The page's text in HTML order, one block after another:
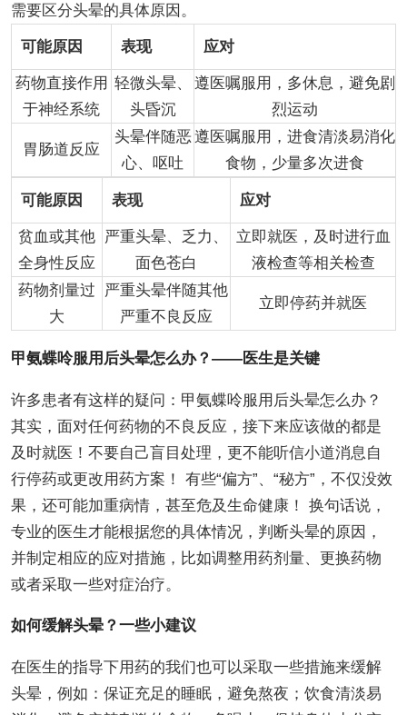
需要区分头晕的具体原因。
可能原因 表现 应对
药物直接作用
于神经系统
轻微头晕、
头昏沉
遵医嘱服用，多休息，避免剧
烈运动
胃肠道反应
头晕伴随恶
心、呕吐
遵医嘱服用，进食清淡易消化
食物，少量多次进食
可能原因 表现 应对
贫血或其他
全身性反应
严重头晕、乏力、
面色苍白
立即就医，及时进行血
液检查等相关检查
药物剂量过
大
严重头晕伴随其他
严重不良反应
立即停药并就医
甲氨蝶呤服用后头晕怎么办？——医生是关键
许多患者有这样的疑问：甲氨蝶呤服用后头晕怎么办？
其实，面对任何药物的不良反应，接下来应该做的都是
及时就医！不要自己盲目处理，更不能听信小道消息自
行停药或更改用药方案！ 有些“偏方”、“秘方”，不仅没效
果，还可能加重病情，甚至危及生命健康！ 换句话说，
专业的医生才能根据您的具体情况，判断头晕的原因，
并制定相应的应对措施，比如调整用药剂量、更换药物
或者采取一些对症治疗。
如何缓解头晕？一些小建议
在医生的指导下用药的我们也可以采取一些措施来缓解
头晕，例如：保证充足的睡眠，避免熬夜；饮食清淡易